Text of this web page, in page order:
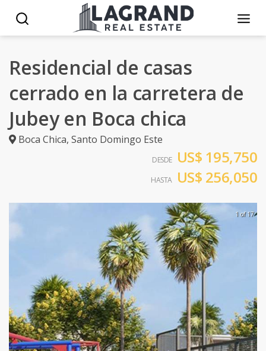
Residencial de casas
cerrado en la carretera de
Jubey en Boca chica
Boca Chica, Santo Domingo Este
DESDE US$ 195,750
HASTA US$ 256,050
1 of 17